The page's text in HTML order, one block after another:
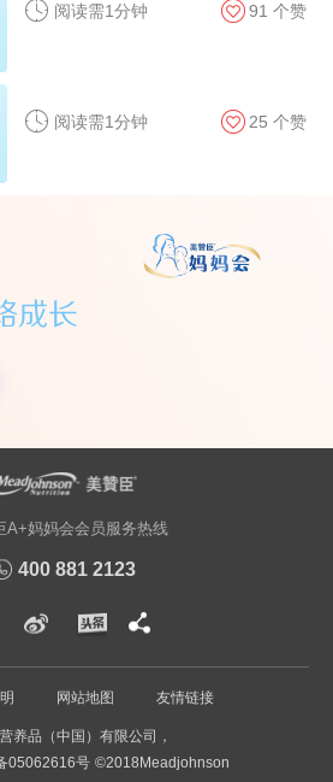
阅读需1分钟 91 个赞
阅读需1分钟 25 个赞
成长
A+妈妈会会员服务热线
400 881 2123
网站地图 友情链接
养品（中国）有限公司，
05062616号 ©2018Meadjohnson